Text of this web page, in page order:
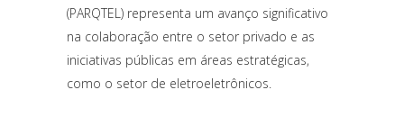
(PARQTEL) representa um avanço significativo
na colaboração entre o setor privado e as
iniciativas públicas em áreas estratégicas,
como o setor de eletroeletrônicos.